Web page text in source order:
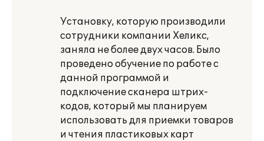
Установку, которую производили
сотрудники компании Хеликс,
заняла не более двух часов. Было
проведено обучение по работе с
данной программой и
подключение сканера штрих-
кодов, который мы планируем
использовать для приемки товаров
и чтения пластиковых карт